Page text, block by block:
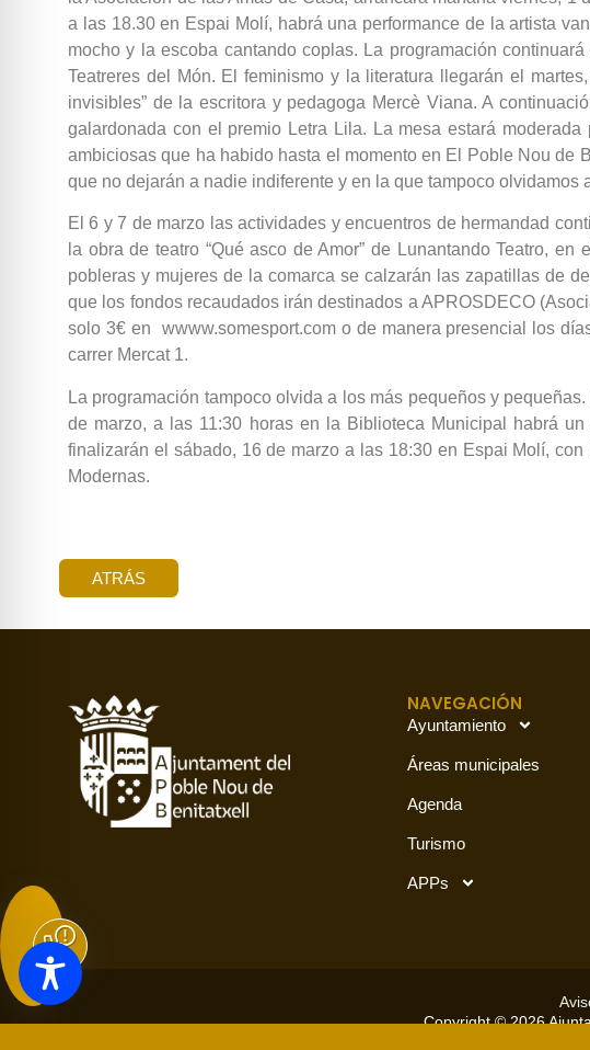
a las 18.30 en Espai Molí, habrá una performance de la artista
mocho y la escoba cantando coplas. La programación
Teatreres del Món. El feminismo y la literatura llegarán el
invisibles” de la escritora y pedagoga Mercè Viana. A
galardonada con el premio Letra Lila. La mesa estará
ambiciosas que ha habido hasta el momento en El Poble Nou de
que no dejarán a nadie indiferente y en la que tampoco
El 6 y 7 de marzo las actividades y encuentros de hermandad
la obra de teatro “Qué asco de Amor” de Lunantando Teatro,
pobleras y mujeres de la comarca se calzarán las zapatillas de
que los fondos recaudados irán destinados a APROSDECO
solo 3€ en wwww.somesport.com o de manera presencial los
carrer Mercat 1.
La programación tampoco olvida a los más pequeños y
de marzo, a las 11:30 horas en la Biblioteca Municipal habrá
finalizarán el sábado, 16 de marzo a las 18:30 en Espai Molí,
Modernas.
ATRÁS
NAVEGACIÓN
Ayuntamiento
Áreas municipales
Agenda
Turismo
APPs
Copyright © 2026